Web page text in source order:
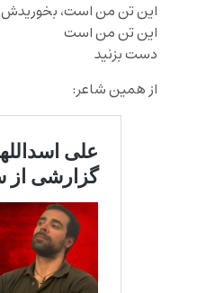
این تن من است، بخوریدش
این تن من است
دست بزنید
از همین شاعر: